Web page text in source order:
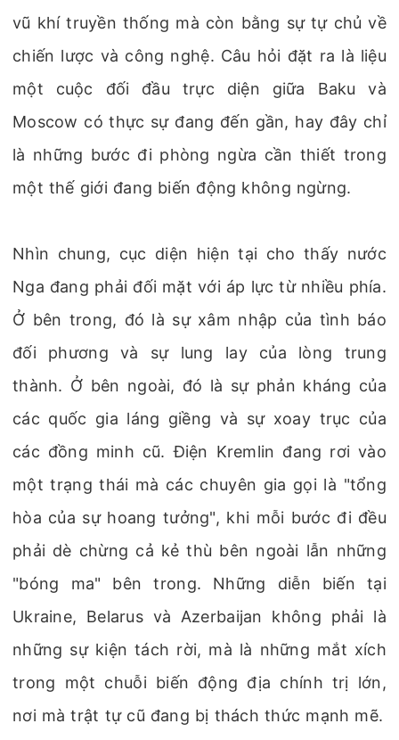
vũ khí truyền thống mà còn bằng sự tự chủ về
chiến lược và công nghệ. Câu hỏi đặt ra là liệu
một cuộc đối đầu trực diện giữa Baku và
Moscow có thực sự đang đến gần, hay đây chỉ
là những bước đi phòng ngừa cần thiết trong
một thế giới đang biến động không ngừng.
Nhìn chung, cục diện hiện tại cho thấy nước
Nga đang phải đối mặt với áp lực từ nhiều phía.
Ở bên trong, đó là sự xâm nhập của tình báo
đối phương và sự lung lay của lòng trung
thành. Ở bên ngoài, đó là sự phản kháng của
các quốc gia láng giềng và sự xoay trục của
các đồng minh cũ. Điện Kremlin đang rơi vào
một trạng thái mà các chuyên gia gọi là "tổng
hòa của sự hoang tưởng", khi mỗi bước đi đều
phải dè chừng cả kẻ thù bên ngoài lẫn những
"bóng ma" bên trong. Những diễn biến tại
Ukraine, Belarus và Azerbaijan không phải là
những sự kiện tách rời, mà là những mắt xích
trong một chuỗi biến động địa chính trị lớn,
nơi mà trật tự cũ đang bị thách thức mạnh mẽ.